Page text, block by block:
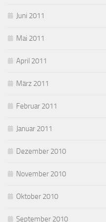
Juni 2011
Mai 2011
April 2011
März 2011
Februar 2011
Januar 2011
Dezember 2010
November 2010
Oktober 2010
September 2010